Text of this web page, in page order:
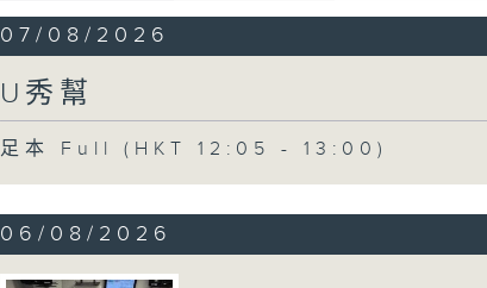
07/08/2026
U秀幫
足本 Full (HKT 12:05 - 13:00)
06/08/2026